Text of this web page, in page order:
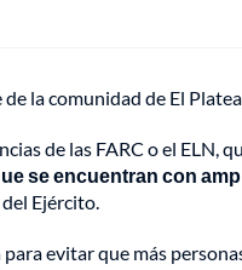
la comunidad de El
de las FARC o el ELN,
se encuentran con
Ejército.
evitar que más